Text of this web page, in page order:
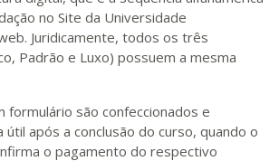
no Site da Universidade
Juridicamente, todos os três
Padrão e Luxo) possuem a mesma
formulário são confeccionados e
útil após a conclusão do curso, quando o
o pagamento do respectivo